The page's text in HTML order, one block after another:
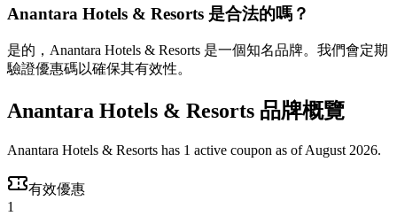
Anantara Hotels & Resorts 是合法的嗎？
是的，Anantara Hotels & Resorts 是一個知名品牌。我們會定期
驗證優惠碼以確保其有效性。
Anantara Hotels & Resorts 品牌概覽
Anantara Hotels & Resorts has 1 active coupon as of August 2026.
有效優惠
1